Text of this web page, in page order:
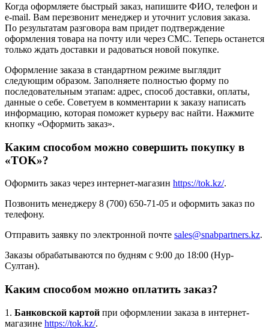
Когда оформляете быстрый заказ, напишите ФИО, телефон и
e-mail. Вам перезвонит менеджер и уточнит условия заказа.
По результатам разговора вам придет подтверждение
оформления товара на почту или через СМС. Теперь останется
только ждать доставки и радоваться новой покупке.
Оформление заказа в стандартном режиме выглядит
следующим образом. Заполняете полностью форму по
последовательным этапам: адрес, способ доставки, оплаты,
данные о себе. Советуем в комментарии к заказу написать
информацию, которая поможет курьеру вас найти. Нажмите
кнопку «Оформить заказ».
Каким способом можно совершить покупку в
«TOK»?
Оформить заказ через интернет-магазин https://tok.kz/.
Позвонить менеджеру 8 (700) 650-71-05 и оформить заказ по
телефону.
Отправить заявку по электронной почте sales@snabpartners.kz.
Заказы обрабатываются по будням с 9:00 до 18:00 (Нур-
Султан).
Каким способом можно оплатить заказ?
1. Банковской картой при оформлении заказа в интернет-
магазине https://tok.kz/.